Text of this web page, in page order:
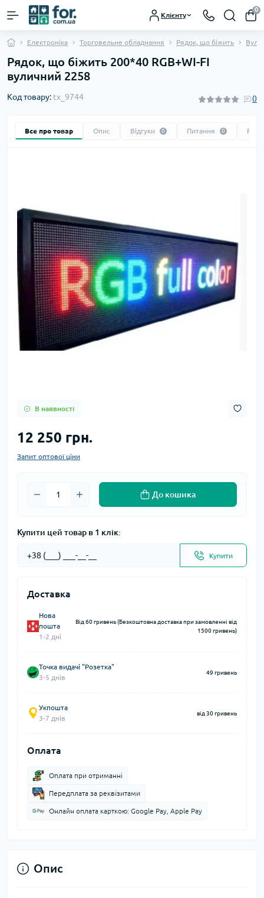
Клієнту
0
Електроніка Торговельне обладнання Рядок, що біжить
Рядок, що біжить 200*40 RGB+WI-FI
вуличний 2258
Код товару: tx_9744 0
Все про товар Опис Відгуки 0 Питання 0
В наявності
12 250 грн.
Запит оптової ціни
До кошика
Купити цей товар в 1 клік:
Купити
Доставка
Нова
пошта
1-2 дні
Від 60 гривень (Безкоштовна доставка при замовленні від
1500 гривень)
Точка видачі "Розетка"
3-5 днів
49 гривень
Укпошта
3-7 днів
від 30 гривень
Оплата
Оплата при отриманні
Передплата за реквізитами
Онлайн оплата карткою: Google Pay, Apple Pay
Опис